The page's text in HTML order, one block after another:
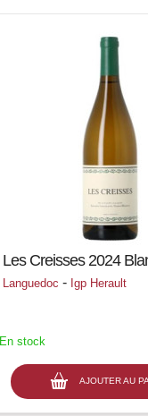
Les Creisses 2024
Languedoc - Igp Herault
AJOUTER AU
En stock